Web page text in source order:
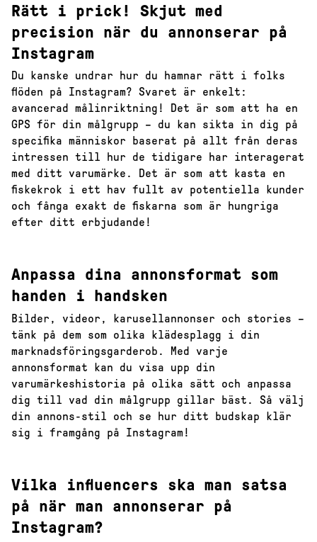
Rätt i prick! Skjut med
precision när du annonserar på
Instagram
Du kanske undrar hur du hamnar rätt i folks
flöden på Instagram? Svaret är enkelt:
avancerad målinriktning! Det är som att ha en
GPS för din målgrupp – du kan sikta in dig på
specifika människor baserat på allt från deras
intressen till hur de tidigare har interagerat
med ditt varumärke. Det är som att kasta en
fiskekrok i ett hav fullt av potentiella kunder
och fånga exakt de fiskarna som är hungriga
efter ditt erbjudande!
Anpassa dina annonsformat som
handen i handsken
Bilder, videor, karusellannonser och stories –
tänk på dem som olika klädesplagg i din
marknadsföringsgarderob. Med varje
annonsformat kan du visa upp din
varumärkeshistoria på olika sätt och anpassa
dig till vad din målgrupp gillar bäst. Så välj
din annons-stil och se hur ditt budskap klär
sig i framgång på Instagram!
Vilka influencers ska man satsa
på när man annonserar på
Instagram?